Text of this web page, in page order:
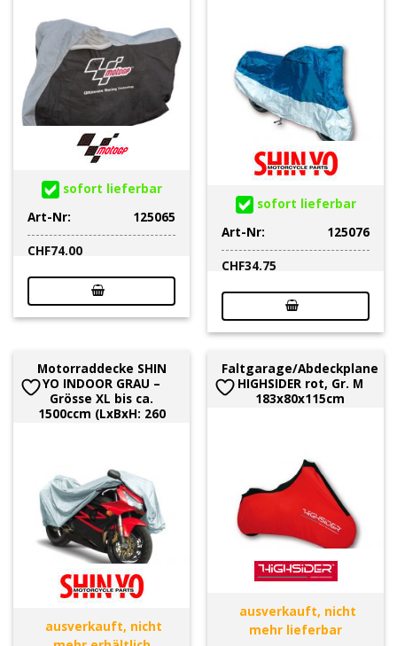
sofort lieferbar
Art-Nr:
125065
CHF74.00
sofort lieferbar
Art-Nr:
125076
CHF34.75
Motorraddecke SHIN
YO INDOOR GRAU –
Grösse XL bis ca.
1500ccm (LxBxH: 260
ausverkauft, nicht
Faltgarage/Abdeckplane
HIGHSIDER rot, Gr. M
183x80x115cm
ausverkauft, nicht
mehr lieferbar